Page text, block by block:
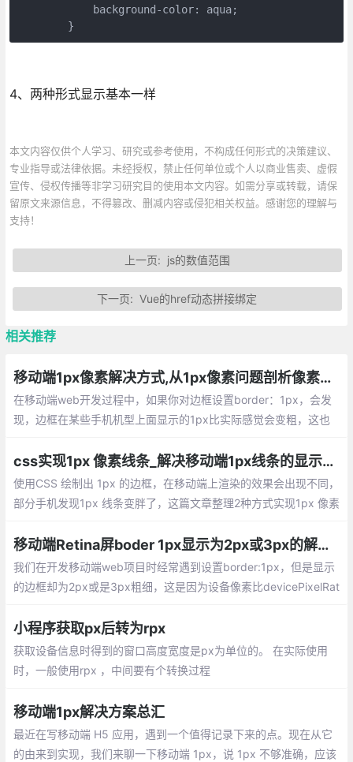
            background-color: aqua;
        }
4、两种形式显示基本一样
本文内容仅供个人学习、研究或参考使用，不构成任何形式的决策建议、
专业指导或法律依据。未经授权，禁止任何单位或个人以商业售卖、虚假
宣传、侵权传播等非学习研究目的使用本文内容。如需分享或转载，请保
留原文来源信息，不得篡改、删减内容或侵犯相关权益。感谢您的理解与
支持！
上一页: js的数值范围
下一页:Vue的href动态拼接绑定
相关推荐
移动端1px像素解决方式,从1px像素问题剖析像素及viewport
在移动端web开发过程中，如果你对边框设置border：1px，会发
现，边框在某些手机机型上面显示的1px比实际感觉会变粗，这也
比较。那么是什么导致这种原因的呢？
css实现1px 像素线条_解决移动端1px线条的显示方式
使用CSS 绘制出 1px 的边框，在移动端上渲染的效果会出现不同，
部分手机发现1px 线条变胖了，这篇文章整理2种方式实现1px 像素
素 + transform
移动端Retina屏boder 1px显示为2px或3px的解决方法
我们在开发移动端web项目时经常遇到设置border:1px，但是显示
的边框却为2px或是3px粗细，这是因为设备像素比devicePixelRat
小程序获取px后转为rpx
获取设备信息时得到的窗口高度宽度是px为单位的。 在实际使用
时，一般使用rpx ，中间要有个转换过程
移动端1px解决方案总汇
最近在写移动端 H5 应用，遇到一个值得记录下来的点。现在从它
的由来到实现，我们来聊一下移动端 1px，说 1px 不够准确，应该